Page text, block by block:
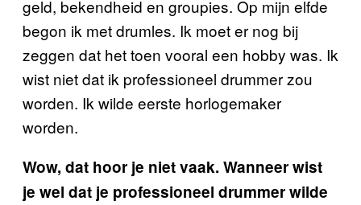
geld, bekendheid en groupies. Op mijn elfde
begon ik met drumles. Ik moet er nog bij
zeggen dat het toen vooral een hobby was. Ik
wist niet dat ik professioneel drummer zou
worden. Ik wilde eerste horlogemaker
worden.
Wow, dat hoor je niet vaak. Wanneer wist
je wel dat je professioneel drummer wilde